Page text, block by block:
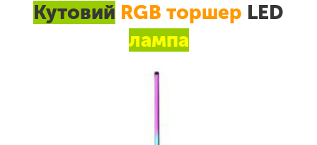
Кутовий RGB торшер LED
лампа